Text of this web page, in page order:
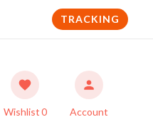
TRACKING
Wishlist0 Account